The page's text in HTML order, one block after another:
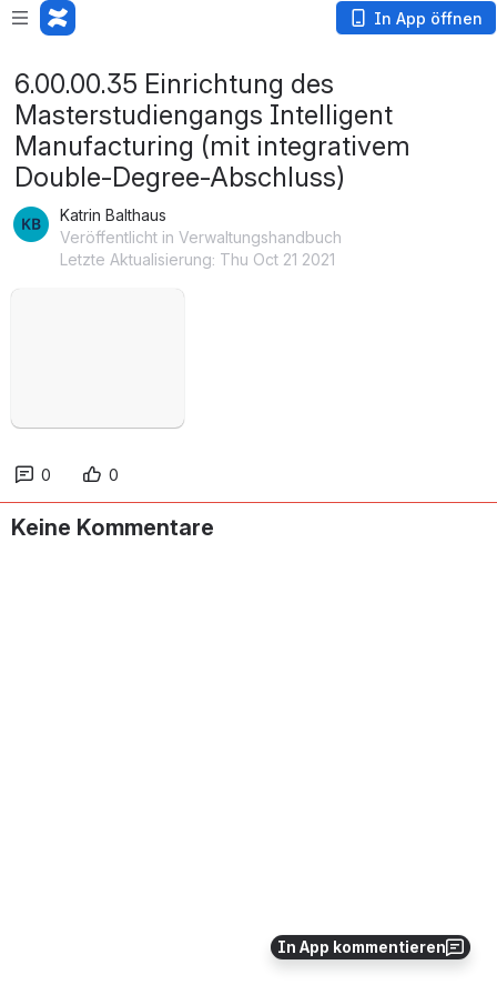
In App öffnen
In App kommentieren
6.00.00.35 Einrichtung des
Masterstudiengangs Intelligent
Manufacturing (mit integrativem
Double-Degree-Abschluss)
Katrin Balthaus
Veröffentlicht in Verwaltungshandbuch
Letzte Aktualisierung: Thu Oct 21 2021
0 0
Keine Kommentare